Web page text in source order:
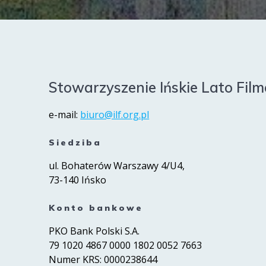
Stowarzyszenie Ińskie Lato
e-mail: biuro@ilf.org.pl
Siedziba
ul. Bohaterów Warszawy 4/U4,
73-140 Ińsko
Konto bankowe
PKO Bank Polski S.A.
79 1020 4867 0000 1802 0052 7663
Numer KRS: 0000238644